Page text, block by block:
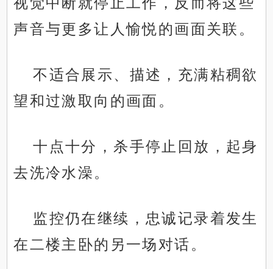
声音与更多让人愉悦的画面关联。
不适合展示、描述，充满粘稠欲
望和过激取向的画面。
十点十分，杀手停止回放，起身
去洗冷水澡。
监控仍在继续，忠诚记录着发生
在二楼主卧的另一场对话。